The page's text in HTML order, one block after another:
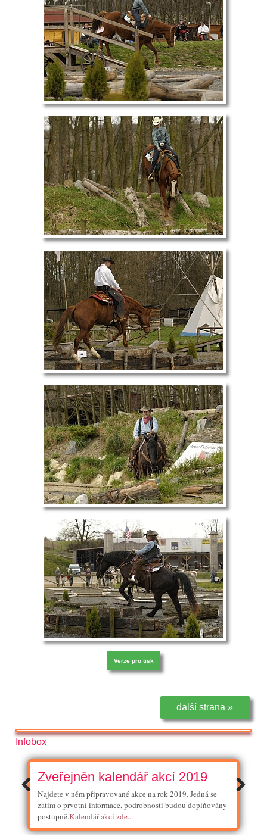
Verze pro tisk
další strana »
Infobox
Zveřejněn kalendář akcí 2019
Najdete v něm připravované akce na rok 2019. Jedná se
zatím o prvotní informace, podrobnosti budou doplňovány
postupně.Kalendář akcí zde...